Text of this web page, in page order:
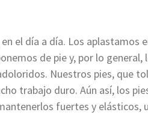
el día a día. Los aplastamos
de pie y, por lo general,
Nuestros pies, que
trabajo duro. Aún así, los
fuertes y elásticos,